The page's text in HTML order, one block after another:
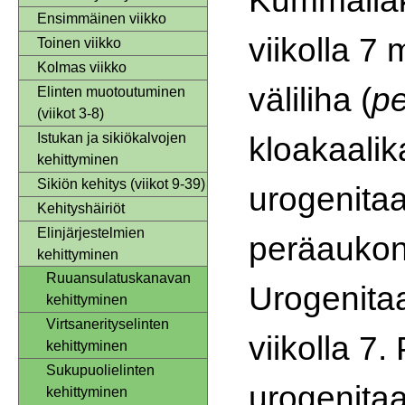
Ensimmäinen viikko
Toinen viikko
Kolmas viikko
Elinten muotoutuminen
(viikot 3-8)
Istukan ja sikiökalvojen
kehittyminen
Sikiön kehitys (viikot 9-39)
Kehityshäiriöt
Elinjärjestelmien
kehittyminen
Ruuansulatuskanavan
kehittyminen
Virtsanerityselinten
kehittyminen
Sukupuolielinten
kehittyminen
viikolla 7
väliliha (
viikolla 7.